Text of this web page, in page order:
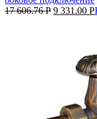
17 606.76Р 9 331.00 Р